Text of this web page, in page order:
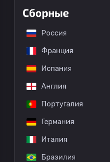
Гонсалес
Сборные
Россия
Франция
Испания
Англия
Португалия
Германия
Италия
Бразилия